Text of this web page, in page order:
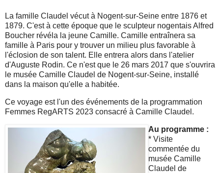
La famille Claudel vécut à Nogent-sur-Seine entre 1876 et
1879. C'est à cette époque que le sculpteur nogentais Alfred
Boucher révéla la jeune Camille. Camille entraînera sa
famille à Paris pour y trouver un milieu plus favorable à
l'éclosion de son talent. Elle entrera alors dans l'atelier
d'Auguste Rodin. Ce n'est que le 26 mars 2017 que s'ouvrira
le musée Camille Claudel de Nogent-sur-Seine, installé
dans la maison qu'elle a habitée.
Ce voyage est l'un des événements de la programmation
Femmes RegARTS 2023 consacré à Camille Claudel.
Au programme :
* Visite
commentée du
musée Camille
Claudel de